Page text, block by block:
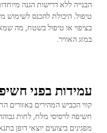
הבנייה ללא דרישות הגנה
טיפול. היכולת להכנס לשימוש
בציפוי או טיפול בשטח, מה
במזג האוויר.
עמידות בפני
קווי הכביש המהירים באזורים
חשיפה לרסיסי מלח, לחות
מפגינים ביצועים יוצאי דופן